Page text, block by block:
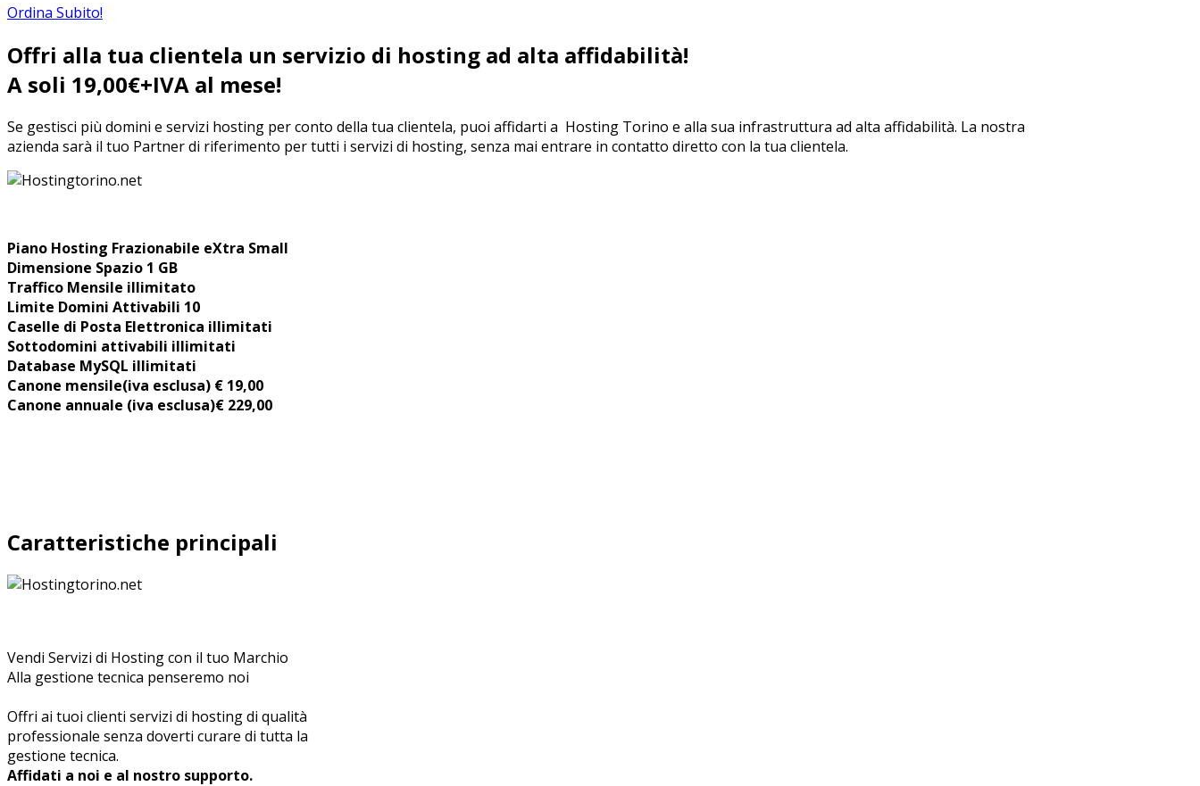
Ordina Subito!
Offri alla tua clientela un servizio di hosting ad alta affidabilità!
A soli 19,00€+IVA al mese!
Se gestisci più domini e servizi hosting per conto della tua clientela, puoi affidarti a Hosting Torino e alla sua infrastruttura ad alta affidabilità. La nostra
azienda sarà il tuo Partner di riferimento per tutti i servizi di hosting, senza mai entrare in contatto diretto con la tua clientela.
Piano Hosting Frazionabile eXtra Small
Dimensione Spazio 1 GB
Traffico Mensile illimitato
Limite Domini Attivabili 10
Caselle di Posta Elettronica illimitati
Sottodomini attivabili illimitati
Database MySQL illimitati
Canone mensile(iva esclusa) € 19,00
Canone annuale (iva esclusa)€ 229,00
Caratteristiche principali
Vendi Servizi di Hosting con il tuo Marchio
Alla gestione tecnica penseremo noi
Offri ai tuoi clienti servizi di hosting di qualità
professionale senza doverti curare di tutta la
gestione tecnica.
Affidati a noi e al nostro supporto.